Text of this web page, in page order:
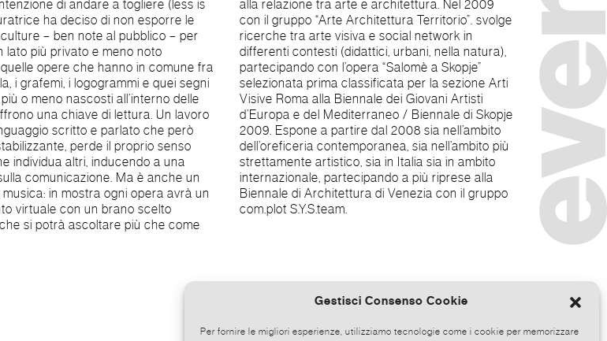
Gestisci Consenso Cookie
Per fornire le migliori esperienze, utilizziamo tecnologie come i cookie per memorizzare
di andare a togliere (less is
ha deciso di non esporre le
– ben note al pubblico – per
lato più privato e meno noto
opere che hanno in comune fra
i grafemi, i logogrammi e quei segni
o meno nascosti all’interno delle
una chiave di lettura. Un lavoro
scritto e parlato che però
perde il proprio senso
individua altri, inducendo a una
comunicazione. Ma è anche un
musica: in mostra ogni opera avrà un
virtuale con un brano scelto
si potrà ascoltare più che come
tra arte e architettura. Nel 2009
“Arte Architettura Territorio”. svolge
arte visiva e social network in
(didattici, urbani, nella natura),
con l’opera “Salomè a Skopje”
prima classificata per la sezione Arti
alla Biennale dei Giovani Artisti
del Mediterraneo / Biennale di Skopje
a partire dal 2008 sia nell’ambito
contemporanea, sia nell’ambito più
artistico, sia in Italia sia in ambito
partecipando a più riprese alla
Architettura di Venezia con il gruppo
com.plot S.Y.S.team.